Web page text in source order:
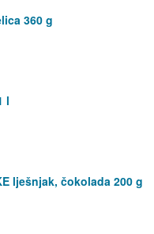
360 g
l
lješnjak, čokolada 200 g